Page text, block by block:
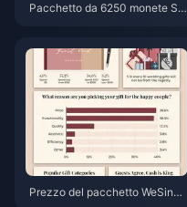
Pacchetto da 6250 monete SU
Prezzo del pacchetto WeSing